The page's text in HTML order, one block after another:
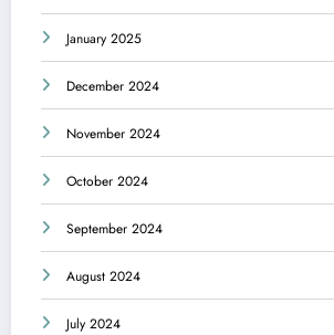
January 2025
December 2024
November 2024
October 2024
September 2024
August 2024
July 2024